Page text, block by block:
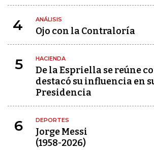
4 ANÁLISIS
Ojo con la Contraloría
5 HACIENDA
De la Espriella se reúne
destacó su influencia en
Presidencia
6 DEPORTES
Jorge Messi
(1958-2026)